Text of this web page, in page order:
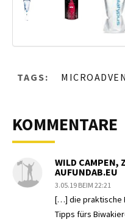
TAGS:
KOMMENTARE
WILD CAMPEN,
AUFUNDAB.EU
3.05.19 BEIM 22:21
[…] die praktische
Tipps fürs